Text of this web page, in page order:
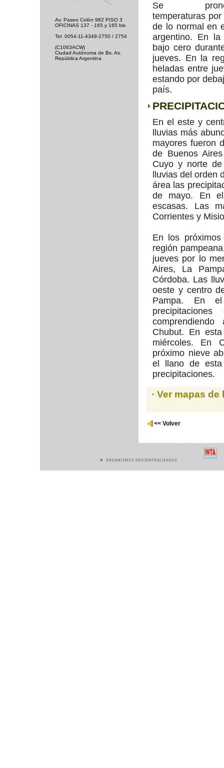
Se
temperaturas por
de lo normal en
argentino. En la
bajo cero
jueves. En la
heladas entre
estando por
país.
En el este y
lluvias más
mayores fueron
de Buenos
Cuyo y norte
lluvias del orden
área las
de mayo. En
escasas. Las
Corrientes y
En los
región
jueves por lo
Aires, La
Córdoba. Las
oeste y centro
Pampa. En
Chubut. En
miércoles. En
próximo nieve
el llano de esta
precipitaciones.
· Ver mapas
<< Volver
Av. Paseo Colón 982 PISO 3
OFICINAS 137 - 165 y 165 bis
Tel: 0054-11-4349-2750 / 2754
(C1063ACW)
Ciudad Autónoma de Bs. As.
República Argentina